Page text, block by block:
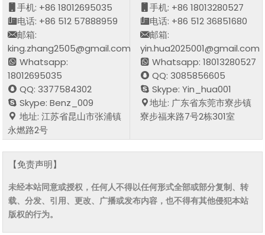
手机: +86 18012695035
电话: +86 512 57888959
邮箱:
king.zhang2505@gmail.com
Whatsapp:
18012695035
QQ: 3377584302
Skype: Benz_009
地址: 江苏省昆山市张浦镇
永燃路2号
手机: +86 18013280527
电话: +86 512 36851680
邮箱:
yin.hua2025001@gmail.com
Whatsapp: 18013280527
QQ: 3085856605
Skype: Yin_hua001
地址: 广东省东莞市寮步镇
寮步福来路7号2栋301室
【免责声明】
未经本站同意或授权，任何人不得以任何形式全部或部分复制、转
载、分发、引用、更改、广播或发布内容，也不得有其他侵犯本站
版权的行为。